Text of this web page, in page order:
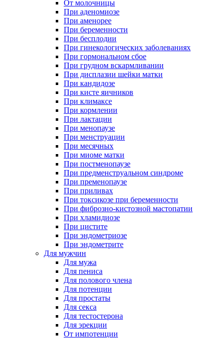
От молочницы
При аденомиозе
При аменорее
При беременности
При бесплодии
При гинекологических заболеваниях
При гормональном сбое
При грудном вскармливании
При дисплазии шейки матки
При кандидозе
При кисте яичников
При климаксе
При кормлении
При лактации
При менопаузе
При менструации
При месячных
При миоме матки
При постменопаузе
При предменструальном синдроме
При пременопаузе
При приливах
При токсикозе при беременности
При фиброзно-кистозной мастопатии
При хламидиозе
При цистите
При эндометриозе
При эндометрите
Для мужчин
Для мужа
Для пениса
Для полового члена
Для потенции
Для простаты
Для секса
Для тестостерона
Для эрекции
От импотенции